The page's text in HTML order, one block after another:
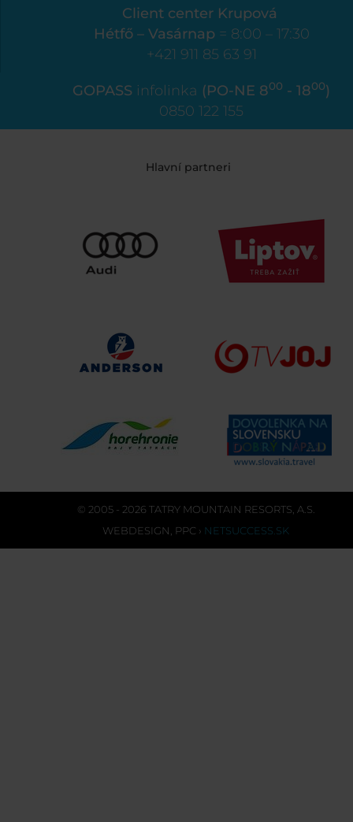
Client center Krupová
Hétfő – Vasárnap = 8:00 – 17:30
+421 911 85 63 91
GOPASS infolinka (PO-NE 800 - 1800)
0850 122 155
Hlavní partneri
© 2005 - 2026 TATRY MOUNTAIN RESORTS, A.S.
WEBDESIGN PPC › NETSUCCESS.SK